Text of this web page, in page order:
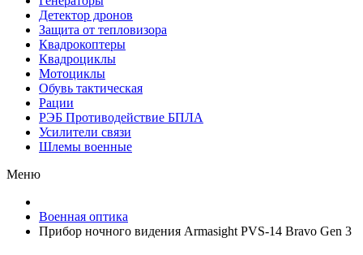
Детектор дронов
Защита от тепловизора
Квадрокоптеры
Квадроциклы
Мотоциклы
Обувь тактическая
Рации
РЭБ Противодействие БПЛА
Усилители связи
Шлемы военные
Меню
Военная оптика
Прибор ночного видения Armasight PVS-14 Bravo Gen 3